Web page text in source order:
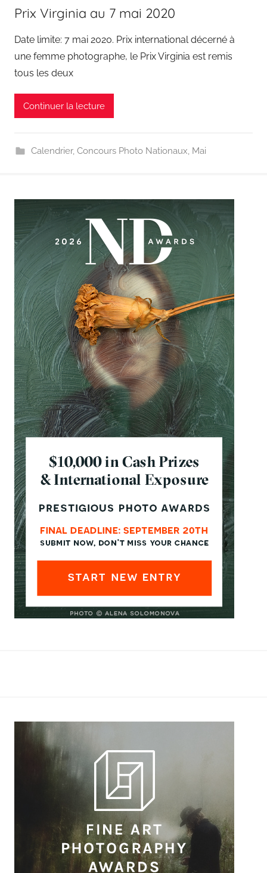
Prix Virginia au 7 mai 2020
Date limite: 7 mai 2020. Prix international décerné à
une femme photographe, le Prix Virginia est remis
tous les deux
Continuer la lecture
Calendrier, Concours Photo Nationaux, Mai